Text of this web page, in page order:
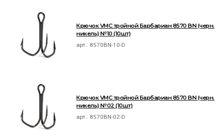
Крючок VMC тройной Барбариан 8570 BN (черн.
никель) №10 (10шт)
арт.: 8570BN-10-D
Крючок VMC тройной Барбариан 8570 BN (черн.
никель) №02 (10шт)
арт.: 8570BN-02-D